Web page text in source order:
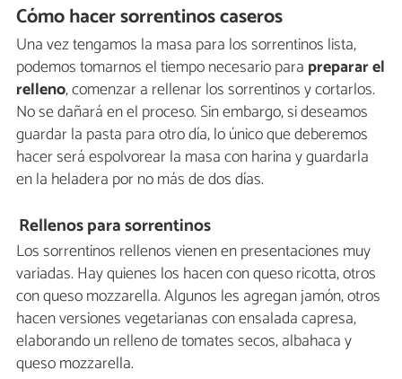
Cómo hacer sorrentinos caseros
Una vez tengamos la masa para los sorrentinos lista,
podemos tomarnos el tiempo necesario para preparar el
relleno, comenzar a rellenar los sorrentinos y cortarlos.
No se dañará en el proceso. Sin embargo, si deseamos
guardar la pasta para otro día, lo único que deberemos
hacer será espolvorear la masa con harina y guardarla
en la heladera por no más de dos días.
Rellenos para sorrentinos
Los sorrentinos rellenos vienen en presentaciones muy
variadas. Hay quienes los hacen con queso ricotta, otros
con queso mozzarella. Algunos les agregan jamón, otros
hacen versiones vegetarianas con ensalada capresa,
elaborando un relleno de tomates secos, albahaca y
queso mozzarella.